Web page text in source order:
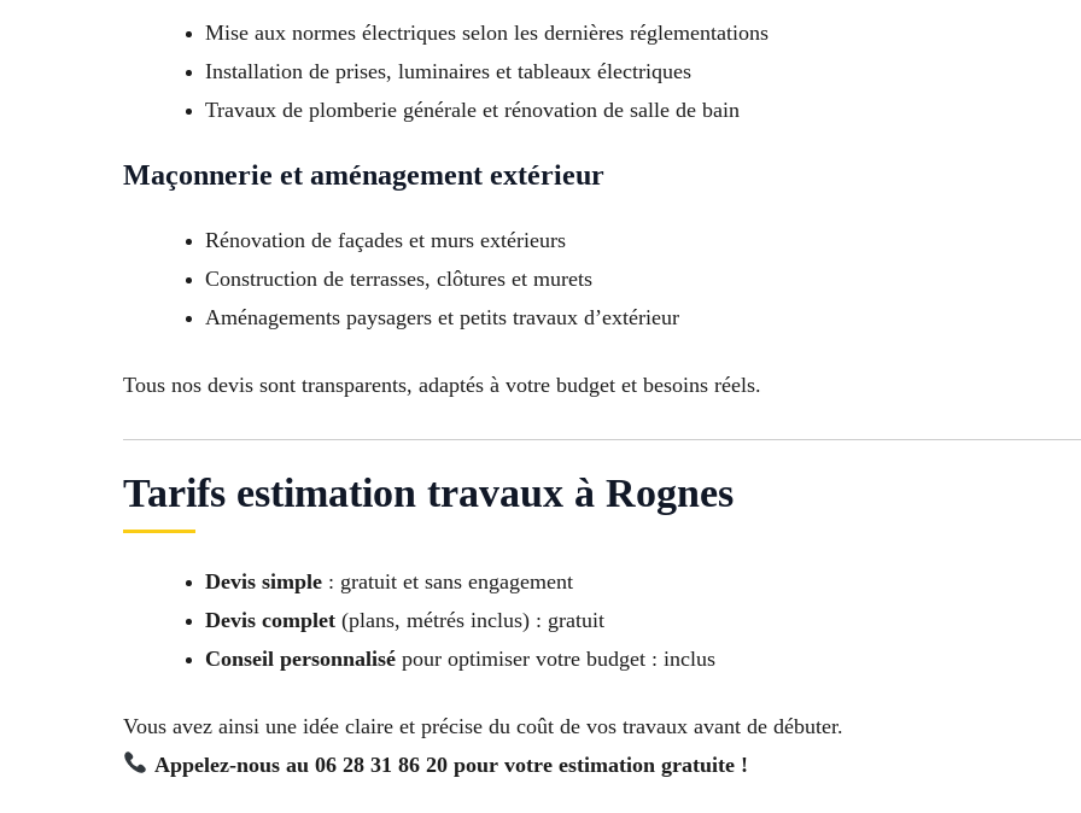
Mise aux normes électriques selon les dernières réglementations
Installation de prises, luminaires et tableaux électriques
Travaux de plomberie générale et rénovation de salle de bain
Maçonnerie et aménagement extérieur
Rénovation de façades et murs extérieurs
Construction de terrasses, clôtures et murets
Aménagements paysagers et petits travaux d’extérieur
Tous nos devis sont transparents, adaptés à votre budget et besoins réels.
Tarifs estimation travaux à Rognes
Devis simple : gratuit et sans engagement
Devis complet (plans, métrés inclus) : gratuit
Conseil personnalisé pour optimiser votre budget : inclus
Vous avez ainsi une idée claire et précise du coût de vos travaux avant de débuter.
Appelez-nous au 06 28 31 86 20 pour votre estimation gratuite !